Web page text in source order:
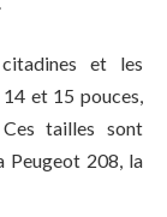
et les
et 15 pouces,
tailles sont
Peugeot 208, la